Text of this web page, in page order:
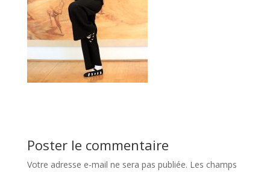
Poster le commentaire
Votre adresse e-mail ne sera pas publiée. Les champs